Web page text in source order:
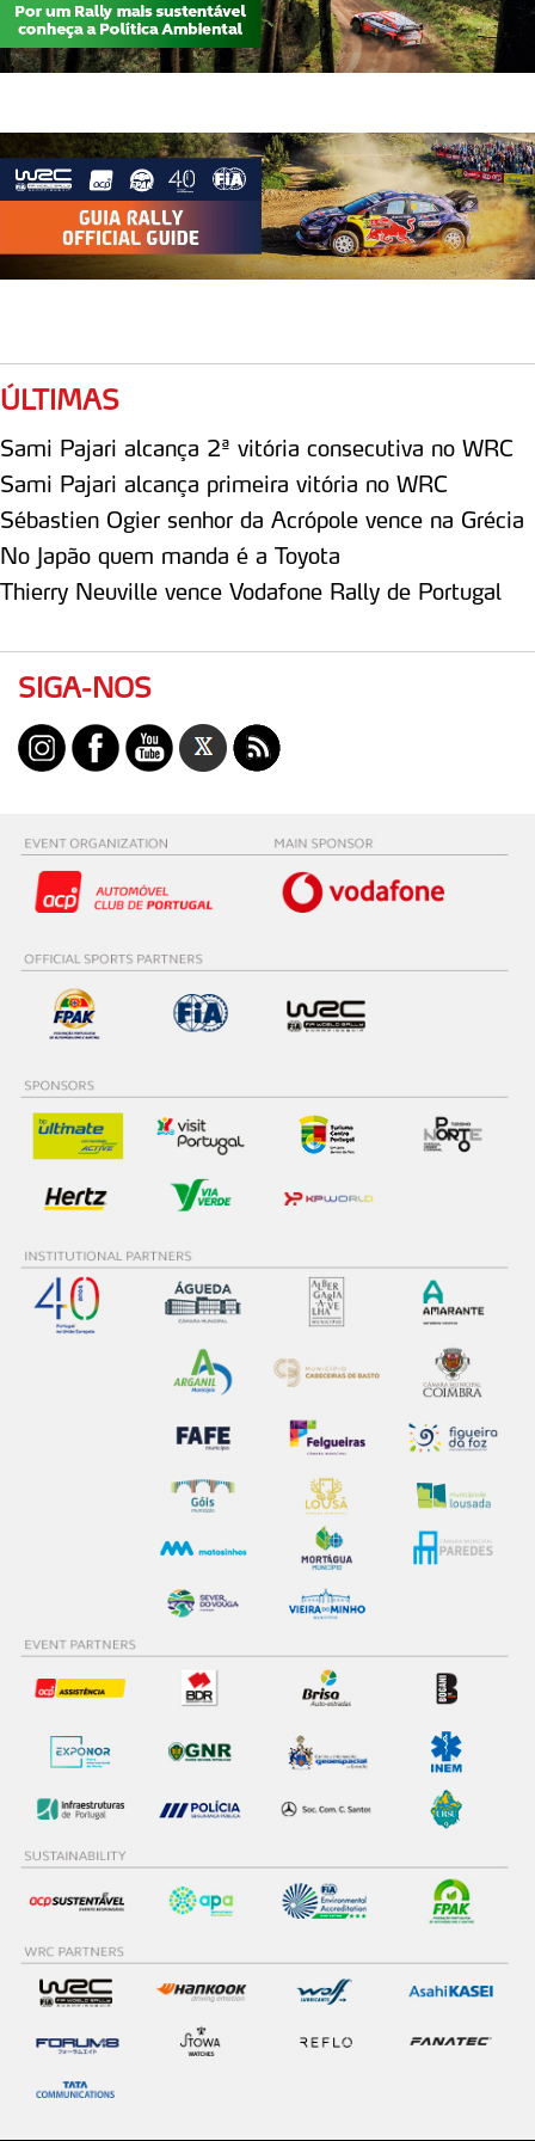
ÚLTIMAS
Sami Pajari alcança 2ª vitória consecutiva no WRC
Sami Pajari alcança primeira vitória no WRC
Sébastien Ogier senhor da Acrópole vence na Grécia
No Japão quem manda é a Toyota
Thierry Neuville vence Vodafone Rally de Portugal
SIGA-NOS